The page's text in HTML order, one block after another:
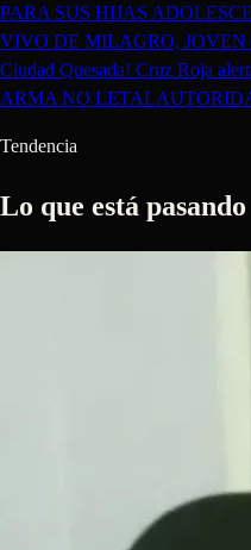
PARA SUS HIJAS
VIVO DE MILAGRO, JOVEN
Ciudad Quesada! Cruz Roja
ARMA NO LETAL
Tendencia
Lo que está pasando